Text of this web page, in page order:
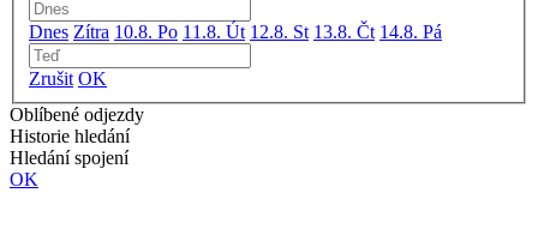
Dnes Zítra 10.8. Po 11.8. Út 12.8. St 13.8. Čt 14.8. Pá
Zrušit OK
Oblíbené odjezdy
Historie hledání
Hledání spojení
OK